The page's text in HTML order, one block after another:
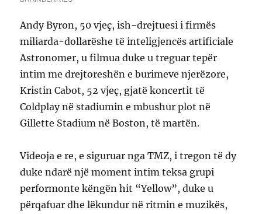
Andy Byron, 50 vjeç, ish-drejtuesi i firmës
miliarda-dollarëshe të inteligjencës artificiale
Astronomer, u filmua duke u treguar tepër
intim me drejtoreshën e burimeve njerëzore,
Kristin Cabot, 52 vjeç, gjatë koncertit të
Coldplay në stadiumin e mbushur plot në
Gillette Stadium në Boston, të martën.
Videoja e re, e siguruar nga TMZ, i tregon të dy
duke ndarë një moment intim teksa grupi
performonte këngën hit “Yellow”, duke u
përqafuar dhe lëkundur në ritmin e muzikës,